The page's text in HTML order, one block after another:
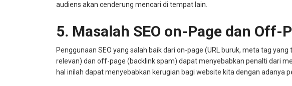
audiens akan cenderung mencari di tempat lain.
5. Masalah SEO on-Page dan Off-
Penggunaan SEO yang salah baik dari on-page (URL buruk, meta tag yang
relevan) dan off-page (backlink spam) dapat menyebabkan penalti dari
hal inilah dapat menyebabkan kerugian bagi website kita dengan adanya